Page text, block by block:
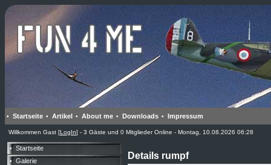
• Startseite • Artikel • About me • Downloads • Impressum
Willkommen Gast [LogIn] - 3 Gäste und 0 Mitglieder Online - Montag, 10.08.2026 06:28
• Startseite
• Galerie Details rumpf